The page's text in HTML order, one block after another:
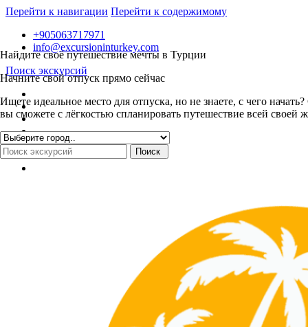
Перейти к навигации Перейти к содержимому
Найдите своё путешествие мечты в Турции
Начните свой отпуск прямо сейчас
Ищете идеальное место для отпуска, но не знаете, с чего
вы сможете с лёгкостью спланировать путешествие всей своей
+905063717971
info@excursioninturkey.com
Поиск экскурсий